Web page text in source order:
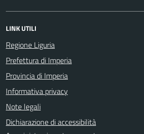
LINK UTILI
Regione Liguria
Prefettura di Imperia
Provincia di Imperia
Informativa privacy
Note legali
Dichiarazione di accessibilità